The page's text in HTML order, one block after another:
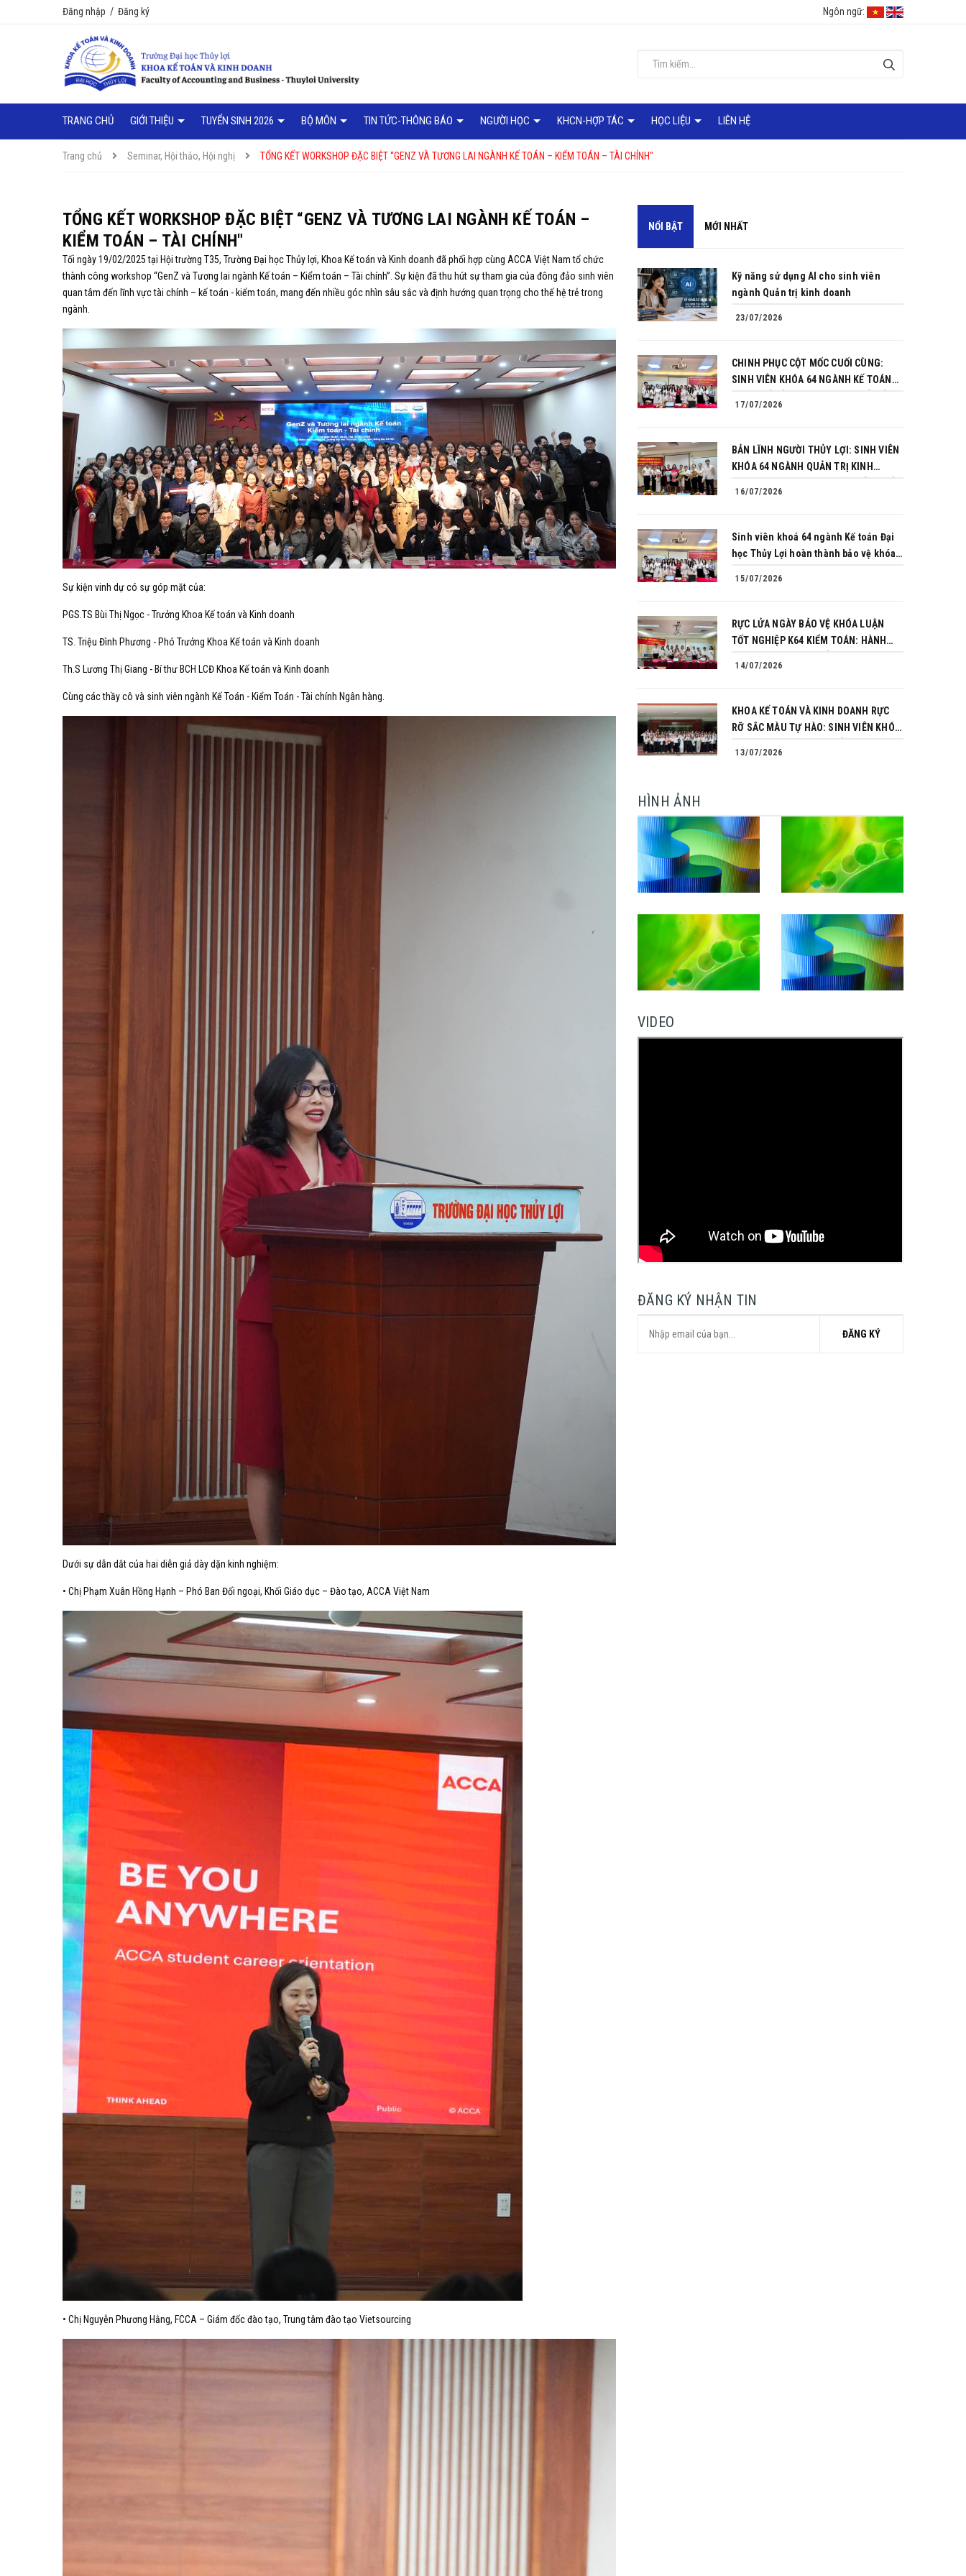
Đăng nhập / Đăng ký Ngôn ngữ:
TRANG CHỦ GIỚI THIỆU TUYỂN SINH 2026 BỘ MÔN TIN TỨC-THÔNG BÁO NGƯỜI HỌC KHCN-HỢP TÁC HỌC LIỆU LIÊN HỆ
Trang chủ Seminar, Hội thảo, Hội nghị TỔNG KẾT WORKSHOP ĐẶC BIỆT “GENZ VÀ TƯƠNG LAI NGÀNH KẾ TOÁN – KIỂM TOÁN – TÀI CHÍNH"
TỔNG KẾT WORKSHOP ĐẶC BIỆT “GENZ VÀ TƯƠNG LAI NGÀNH KẾ TOÁN –
KIỂM TOÁN – TÀI CHÍNH"
Tối ngày 19/02/2025 tại Hội trường T35, Trường Đại học Thủy lợi, Khoa Kế toán và Kinh doanh đã phối hợp cùng ACCA Việt Nam tổ chức
thành công workshop “GenZ và Tương lai ngành Kế toán – Kiểm toán – Tài chính”. Sự kiện đã thu hút sự tham gia của đông đảo sinh viên
quan tâm đến lĩnh vực tài chính – kế toán - kiểm toán, mang đến nhiều góc nhìn sâu sắc và định hướng quan trọng cho thế hệ trẻ trong
ngành.
Sự kiện vinh dự có sự góp mặt của:
PGS.TS Bùi Thị Ngọc - Trưởng Khoa Kế toán và Kinh doanh
TS. Triệu Đình Phương - Phó Trưởng Khoa Kế toán và Kinh doanh
Th.S Lương Thị Giang - Bí thư BCH LCĐ Khoa Kế toán và Kinh doanh
Cùng các thầy cô và sinh viên ngành Kế Toán - Kiểm Toán - Tài chính Ngân hàng.
Dưới sự dẫn dắt của hai diễn giả dày dặn kinh nghiệm:
• Chị Phạm Xuân Hồng Hạnh – Phó Ban Đối ngoại, Khối Giáo dục – Đào tạo, ACCA Việt Nam
• Chị Nguyễn Phương Hằng, FCCA – Giám đốc đào tạo, Trung tâm đào tạo Vietsourcing
NỔI BẬT MỚI NHẤT
Kỹ năng sử dụng AI cho sinh viên
ngành Quản trị kinh doanh
23/07/2026
CHINH PHỤC CỘT MỐC CUỐI CÙNG:
SINH VIÊN KHÓA 64 NGÀNH KẾ TOÁN
17/07/2026
BẢN LĨNH NGƯỜI THỦY LỢI: SINH VIÊN
KHÓA 64 NGÀNH QUẢN TRỊ KINH
16/07/2026
Sinh viên khoá 64 ngành Kế toán Đại
học Thủy Lợi hoàn thành bảo vệ khóa
15/07/2026
RỰC LỬA NGÀY BẢO VỆ KHÓA LUẬN
TỐT NGHIỆP K64 KIỂM TOÁN: HÀNH
14/07/2026
KHOA KẾ TOÁN VÀ KINH DOANH RỰC
RỠ SẮC MÀU TỰ HÀO: SINH VIÊN KHÓA
13/07/2026
HÌNH ẢNH
VIDEO
ĐĂNG KÝ NHẬN TIN
ĐĂNG KÝ